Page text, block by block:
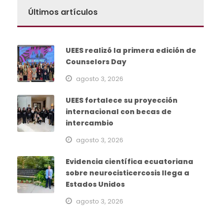
Últimos artículos
UEES realizó la primera edición de
Counselors Day
agosto 3, 2026
UEES fortalece su proyección
internacional con becas de
intercambio
agosto 3, 2026
Evidencia científica ecuatoriana
sobre neurocisticercosis llega a
Estados Unidos
agosto 3, 2026